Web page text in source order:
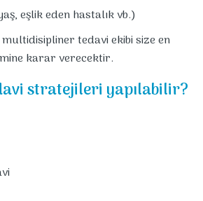
eşlik eden hastalık vb.)
tedavi ekibi size en
karar verecektir.
stratejileri yapılabilir?